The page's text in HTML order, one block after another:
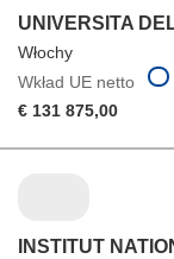
UNIVERSITA
Włochy
Wkład UE netto
€ 131 875,00
INSTITUT